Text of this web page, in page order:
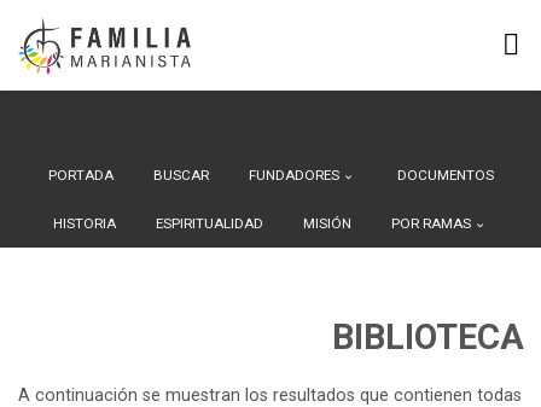
Saltar
contenido
PORTADA BUSCAR FUNDADORES DOCUMENTOS
HISTORIA ESPIRITUALIDAD MISIÓN POR RAMAS
BIBLIOTECA
A continuación se muestran los resultados que contienen todas